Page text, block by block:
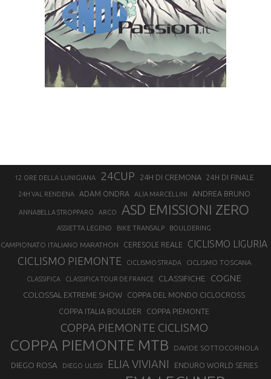
12 ORE DELLA LUNIGIANA 24CUP 24H DI CREMONA 24H DI FINALE
24H VAL RENDENA ADAM ONDRA ALIA MARCELLINI ANDREA BRUNO
ANNABELLA STROPPARO ARCO ASD EMISSIONI ZERO
ASSIETTA LEGEND BIKE TRANSALP BOULDERING
CAMPIONATO ITALIANO MARATHON CERESOLE REALE CICLISMO LIGURIA
CICLISMO PIEMONTE CICLISMO STRADA CICLISMO TOSCANA
CLASSIFICA CLASSIFICA TOUR DE FRANCE CLASSIFICHE COGNE
COLOSSAL EXTREME SHOW
COPPA DEL MONDO CICLOCROSS
COPPA ITALIA BOULDER
COPPA PIEMONTE
COPPA PIEMONTE CICLISMO
COPPA PIEMONTE MTB DAVIDE SOTTOCORNOLA
DIEGO ROSA DIEGO ULISSI ELIA VIVIANI ENDURO WORLD SERIES